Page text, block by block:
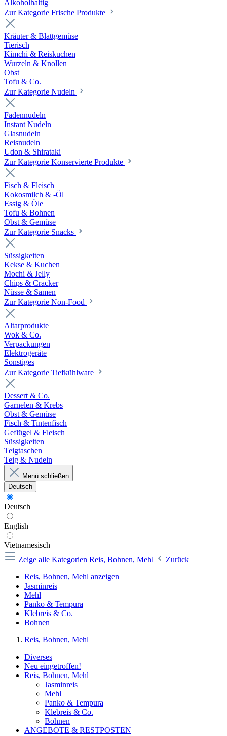
Alkoholhaltig
Zur Kategorie Frische Produkte
Kräuter & Blattgemüse
Tierisch
Kimchi & Reiskuchen
Wurzeln & Knollen
Obst
Tofu & Co.
Zur Kategorie Nudeln
Fadennudeln
Instant Nudeln
Glasnudeln
Reisnudeln
Udon & Shirataki
Zur Kategorie Konservierte Produkte
Fisch & Fleisch
Kokosmilch & -Öl
Essig & Öle
Tofu & Bohnen
Obst & Gemüse
Zur Kategorie Snacks
Süssigkeiten
Kekse & Kuchen
Mochi & Jelly
Chips & Cracker
Nüsse & Samen
Zur Kategorie Non-Food
Altarprodukte
Wok & Co.
Verpackungen
Elektrogeräte
Sonstiges
Zur Kategorie Tiefkühlware
Dessert & Co.
Garnelen & Krebs
Obst & Gemüse
Fisch & Tintenfisch
Geflügel & Fleisch
Süssigkeiten
Teigtaschen
Teig & Nudeln
Menü schließen
Deutsch
Deutsch
English
Vietnamesisch
Zeige alle Kategorien Reis, Bohnen, Mehl
Zurück
Reis, Bohnen, Mehl anzeigen
Jasminreis
Mehl
Panko & Tempura
Klebreis & Co.
Bohnen
Reis, Bohnen, Mehl
Diverses
Neu eingetroffen!
Reis, Bohnen, Mehl
Jasminreis
Mehl
Panko & Tempura
Klebreis & Co.
Bohnen
ANGEBOTE & RESTPOSTEN